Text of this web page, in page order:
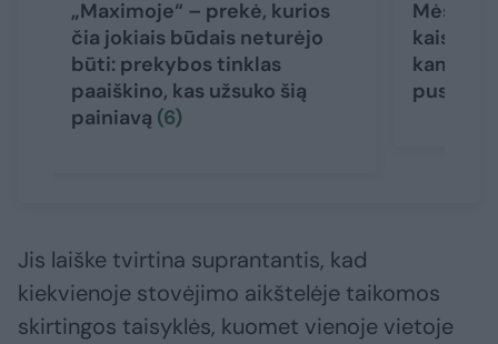
„Maximoje“ – prekė, kurios
čia jokiais būdais neturėjo
būti: prekybos tinklas
paaiškino, kas užsuko šią
painiavą (6)
kaista
kam
pusmetį
Jis laiške tvirtina suprantantis, kad
kiekvienoje stovėjimo aikštelėje taikomos
skirtingos taisyklės, kuomet vienoje vietoje